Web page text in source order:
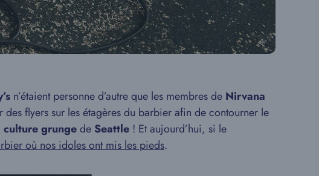
n’étaient personne d’autre que les membres de Nirvana
des flyers sur les étagères du barbier afin de contourner le
culture grungede Seattle ! Et aujourd’hui, si le
où nos idoles ont mis les pieds.